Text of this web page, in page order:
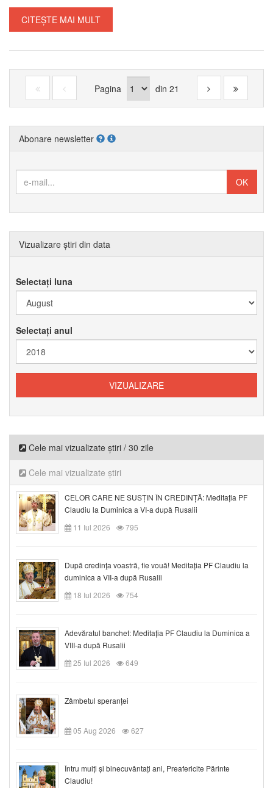
CITEȘTE MAI MULT
Pagina din 21
Abonare newsletter
Vizualizare știri din data
Selectați luna
Selectați anul
Cele mai vizualizate știri / 30 zile
Cele mai vizualizate știri
CELOR CARE NE SUSȚIN ÎN CREDINȚĂ: Meditația PF
Claudiu la Duminica a VI-a după Rusalii
11 Iul 2026
795
După credinţa voastră, fie vouă! Meditația PF Claudiu la
duminica a VII-a după Rusalii
18 Iul 2026
754
Adevăratul banchet: Meditația PF Claudiu la Duminica a
VIII-a după Rusalii
25 Iul 2026
649
Zâmbetul speranței
05 Aug 2026 627
Întru mulți și binecuvântați ani, Preafericite Părinte
Claudiu!